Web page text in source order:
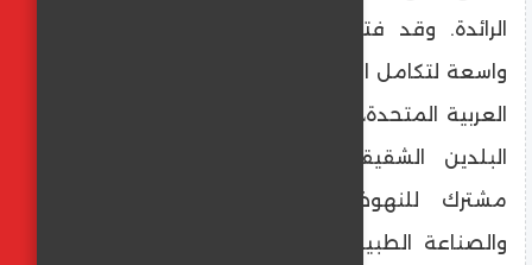
الرائدة. وقد فتح التعاون مع اندكس آفاقاً
واسعة لتكامل الجهود بين مصر ودولة الإمارات
العربية المتحدة، في إطار العلاقة الراسخة بين
البلدين الشقيقين اللذين يجمعهما هدفٌ
مشترك للنهوض بقطاع الرعاية الصحية
والصناعة الطبية وتعزيز دور المنطقة كمركز